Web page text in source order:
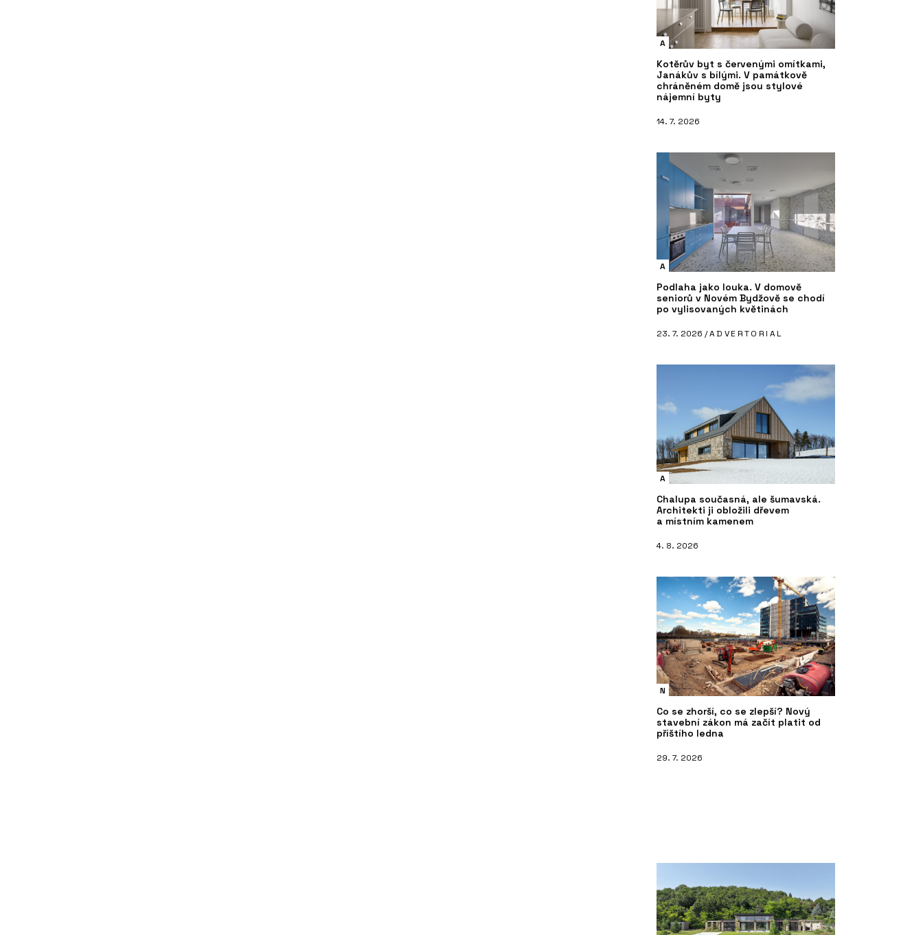
A
Kotěrův byt s červenými omítkami,
Janákův s bílými. V památkově
chráněném domě jsou stylové
nájemní byty
14. 7. 2026
A
Podlaha jako louka. V domově
seniorů v Novém Bydžově se chodí
po vylisovaných květinách
23. 7. 2026 /ADVERTORIAL
A
Chalupa současná, ale šumavská.
Architekti ji obložili dřevem
a místním kamenem
4. 8. 2026
N
Co se zhorší, co se zlepší? Nový
stavební zákon má začít platit od
příštího ledna
29. 7. 2026